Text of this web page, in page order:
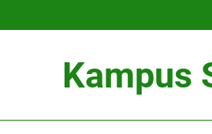
Kampus